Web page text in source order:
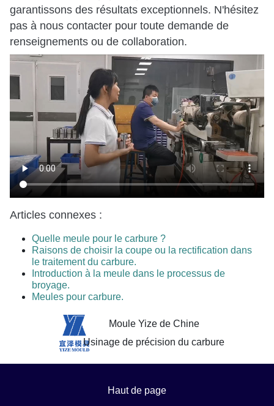
garantissons des résultats exceptionnels. N'hésitez
pas à nous contacter pour toute demande de
renseignements ou de collaboration.
Articles connexes :
Quelle meule pour le carbure ?
Raisons de choisir la coupe ou la rectification dans
le traitement du carbure.
Introduction à la meule dans le processus de
broyage.
Meules pour carbure.
Moule Yize de Chine
Usinage de précision du carbure
Haut de page